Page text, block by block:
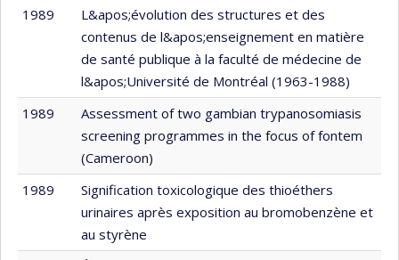
1989
L&apos;évolution des structures et des
contenus de l&apos;enseignement en matière
de santé publique à la faculté de médecine de
l&apos;Université de Montréal (1963-1988)
1989
Assessment of two gambian trypanosomiasis
screening programmes in the focus of fontem
(Cameroon)
1989
Signification toxicologique des thioéthers
urinaires après exposition au bromobenzène et
au styrène